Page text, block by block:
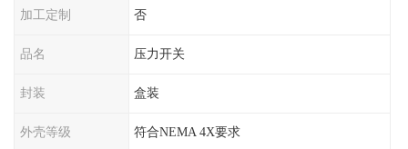
加工定制 否
品名 压力开关
封装 盒装
外壳等级 符合NEMA 4X要求